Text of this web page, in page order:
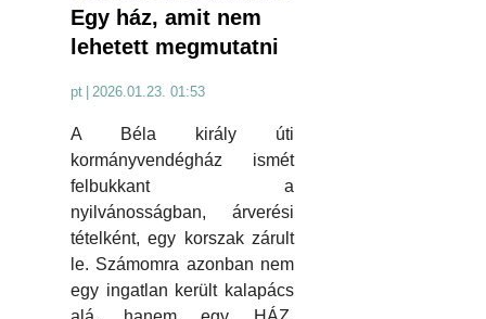
Egy ház, amit nem
lehetett megmutatni
pt | 2026.01.23. 01:53
A Béla király úti
kormányvendégház ismét
felbukkant a
nyilvánosságban, árverési
tételként, egy korszak zárult
le. Számomra azonban nem
egy ingatlan került kalapács